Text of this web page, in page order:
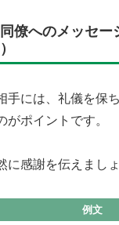
僚へのメッセー
手には、礼儀を保
がポイントです。
に感謝を伝えましょ
例文